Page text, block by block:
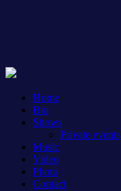
Home
Bio
Shows
Private events
Music
Video
Photo
Contact